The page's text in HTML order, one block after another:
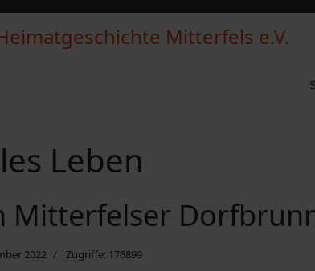
Mitterfels e.V.
Leben
Mitterfelser
2022 Zugriffe: 176899